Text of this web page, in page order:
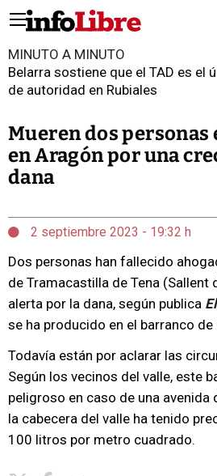
MINUTO A MINUTO
Belarra sostiene que el TAD es el
de autoridad en Rubiales
Mueren dos personas
en Aragón por una
dana
2 septiembre 2023 - 19:32 h
Dos personas han fallecido
de Tramacastilla de Tena (Sallent
alerta por la dana, según publica
se ha producido en el barranco de
Todavía están por aclarar las
Según los vecinos del valle, este
peligroso en caso de una avenida
la cabecera del valle ha tenido
100 litros por metro cuadrado.